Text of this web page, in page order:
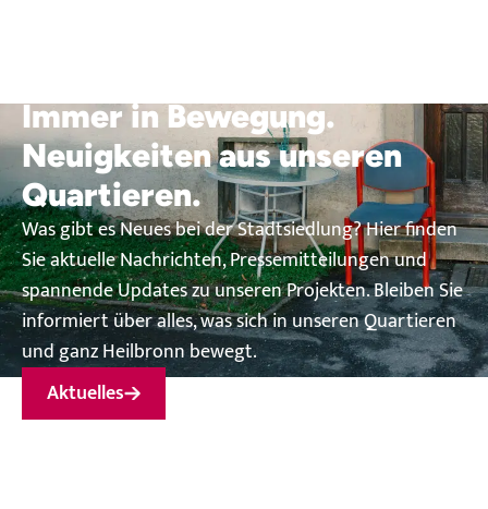
Immer in Bewegung.
Neuigkeiten aus unseren
Quartieren.
Was gibt es Neues bei der Stadtsiedlung? Hier finden
Sie aktuelle Nachrichten, Pressemitteilungen und
spannende Updates zu unseren Projekten. Bleiben Sie
informiert über alles, was sich in unseren Quartieren
und ganz Heilbronn bewegt.
Aktuelles